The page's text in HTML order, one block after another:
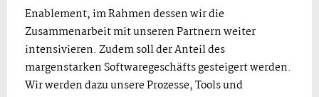
Enablement, im Rahmen dessen wir die
Zusammenarbeit mit unseren Partnern weiter
intensivieren. Zudem soll der Anteil des
margenstarken Softwaregeschäfts gesteigert werden.
Wir werden dazu unsere Prozesse, Tools und